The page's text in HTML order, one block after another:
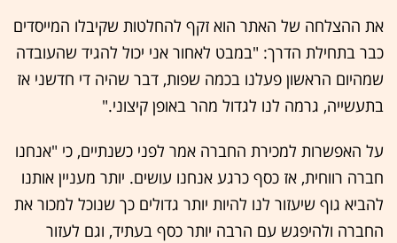
את ההצלחה של האתר הוא זקף להחלטות שקיבלו המייסדים
כבר בתחילת הדרך: "במבט לאחור אני יכול להגיד שהעובדה
שמהיום הראשון פעלנו בכמה שפות, דבר שהיה די חדשני אז
בתעשייה, גרמה לנו לגדול מהר באופן קיצוני."
על האפשרות למכירת החברה אמר לפני כשנתיים, כי "אנחנו
חברה רווחית, אז כסף כרגע אנחנו עושים. יותר מעניין אותנו
להביא גוף שיעזור לנו להיות יותר גדולים כך שנוכל למכור את
החברה ולהיפגש עם הרבה יותר כסף בעתיד, וגם לעזור